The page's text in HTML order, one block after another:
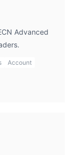
Advanced
Account